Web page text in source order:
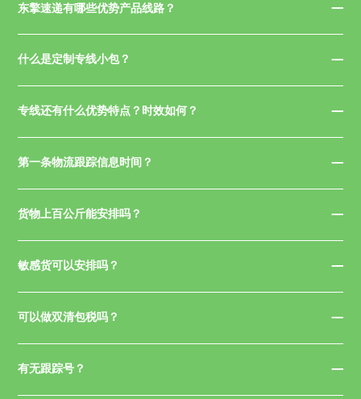
东擎速递有哪些优势产品线路？
什么是定制专线小包？
专线还有什么优势特点？时效如何？
第一条物流跟踪信息时间？
货物上百公斤能安排吗？
敏感货可以安排吗？
可以做双清包税吗？
有无跟踪号？